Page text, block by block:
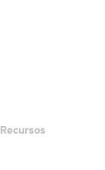
Recursos